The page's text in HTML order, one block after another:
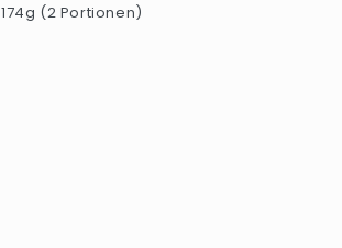
174g (2 Portionen)